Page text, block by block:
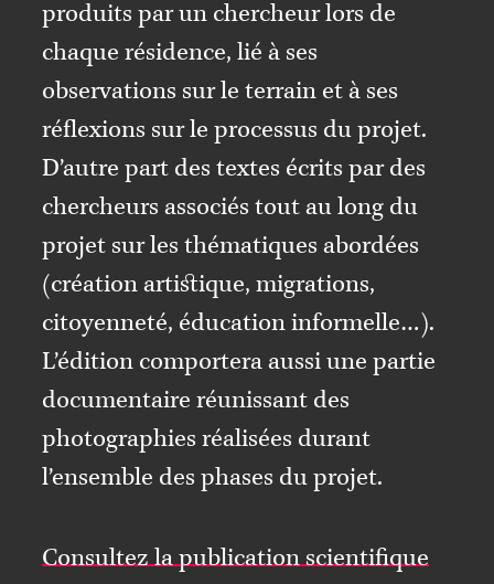
produits par un chercheur lors de
chaque résidence, lié à ses
observations sur le terrain et à ses
réflexions sur le processus du projet.
D’autre part des textes écrits par des
chercheurs associés tout au long du
projet sur les thématiques abordées
(création artistique, migrations,
citoyenneté, éducation informelle…).
L’édition comportera aussi une partie
documentaire réunissant des
photographies réalisées durant
l’ensemble des phases du projet.
Consultez la publication scientifique